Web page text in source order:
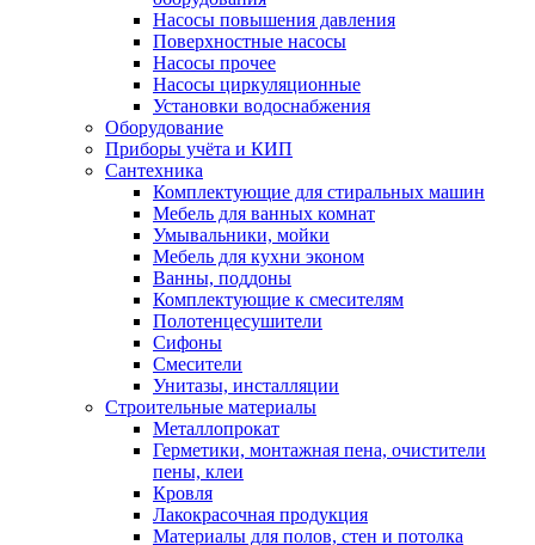
Насосы повышения давления
Поверхностные насосы
Насосы прочее
Насосы циркуляционные
Установки водоснабжения
Оборудование
Приборы учёта и КИП
Сантехника
Комплектующие для стиральных машин
Мебель для ванных комнат
Умывальники, мойки
Мебель для кухни эконом
Ванны, поддоны
Комплектующие к смесителям
Полотенцесушители
Сифоны
Смесители
Унитазы, инсталляции
Строительные материалы
Металлопрокат
Герметики, монтажная пена, очистители
пены, клеи
Кровля
Лакокрасочная продукция
Материалы для полов, стен и потолка